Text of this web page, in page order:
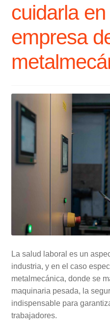
cuidarla
empresa
La salud laboral es un
industria, y en el caso
metalmecánica, donde se
maquinaria pesada, la
indispensable para
trabajadores.